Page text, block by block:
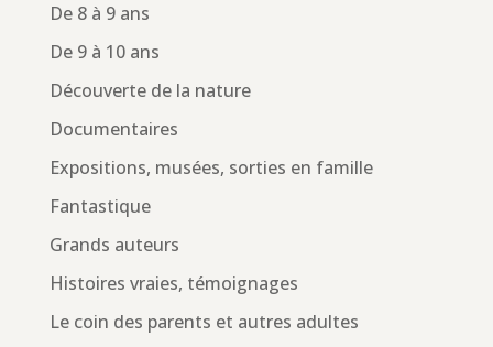
De 8 à 9 ans
De 9 à 10 ans
Découverte de la nature
Documentaires
Expositions, musées, sorties en famille
Fantastique
Grands auteurs
Histoires vraies, témoignages
Le coin des parents et autres adultes